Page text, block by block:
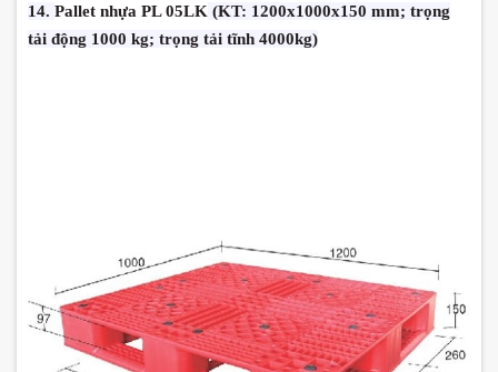
14. Pallet nhựa PL 05LK (KT: 1200x1000x150 mm; trọng
tải động 1000 kg; trọng tải tĩnh 4000kg)